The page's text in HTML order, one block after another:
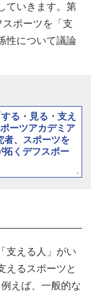
ていきます。第
ポーツを「支
性について議論
る・見る・支え
ーツアカデミア
者、スポーツを
拓くデフスポー
支える人」がい
えるスポーツと
えば、一般的な